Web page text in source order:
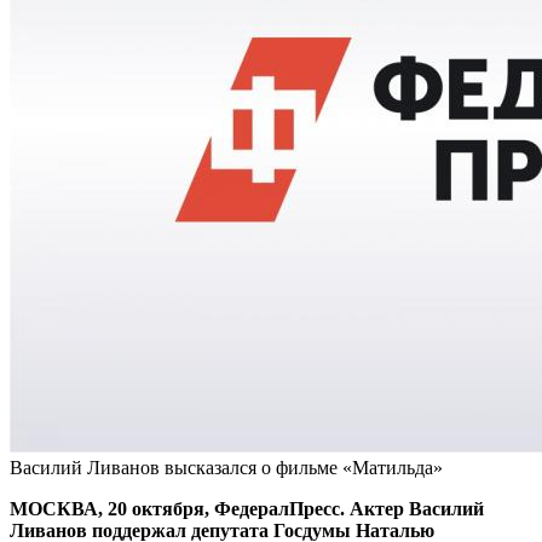
Василий Ливанов высказался о фильме «Матильда»
МОСКВА, 20 октября, ФедералПресс. Актер Василий
Ливанов поддержал депутата Госдумы Наталью